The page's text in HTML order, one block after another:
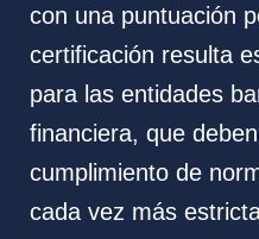
con una puntuación
certificación resulta
para las entidades
financiera, que
cumplimiento de
cada vez más